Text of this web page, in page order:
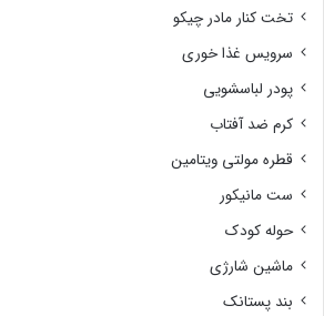
تخت کنار مادر چیکو
سرویس غذا خوری
پودر لباسشویی
کرم ضد آفتاب
قطره مولتی ویتامین
ست مانیکور
حوله کودک
ماشین شارژی
بند پستانک